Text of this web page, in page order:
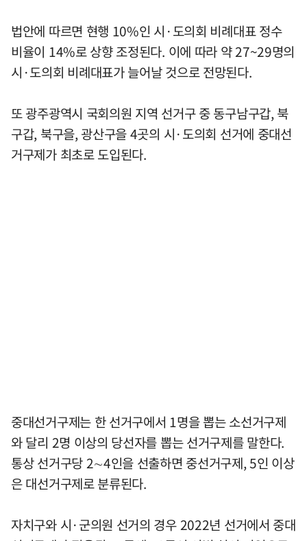
법안에 따르면 현행 10%인 시·도의회 비례대표 정수
비율이 14%로 상향 조정된다. 이에 따라 약 27~29명의
시·도의회 비례대표가 늘어날 것으로 전망된다.
또 광주광역시 국회의원 지역 선거구 중 동구남구갑, 북
구갑, 북구을, 광산구을 4곳의 시·도의회 선거에 중대선
거구제가 최초로 도입된다.
중대선거구제는 한 선거구에서 1명을 뽑는 소선거구제
와 달리 2명 이상의 당선자를 뽑는 선거구제를 말한다.
통상 선거구당 2∼4인을 선출하면 중선거구제, 5인 이상
은 대선거구제로 분류된다.
자치구와 시·군의원 선거의 경우 2022년 선거에서 중대